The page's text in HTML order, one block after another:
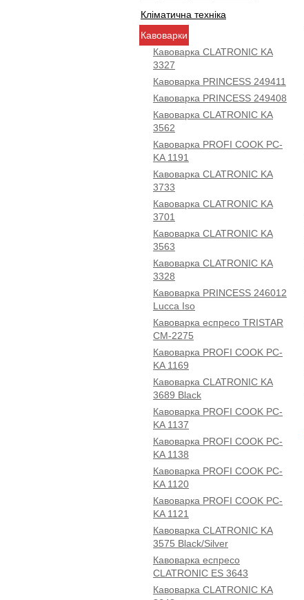
Кліматична техніка
Кавоварки
Кавоварка CLATRONIC KA
3327
Кавоварка PRINCESS 249411
Кавоварка PRINCESS 249408
Кавоварка CLATRONIC KA
3562
Кавоварка PROFI COOK PC-
KA 1191
Кавоварка CLATRONIC KA
3733
Кавоварка CLATRONIC KA
3701
Кавоварка CLATRONIC KA
3563
Кавоварка CLATRONIC KA
3328
Кавоварка PRINCESS 246012
Lucca Iso
Кавоварка еспресо TRISTAR
CM-2275
Кавоварка PROFI COOK PC-
KA 1169
Кавоварка CLATRONIC KA
3689 Black
Кавоварка PROFI COOK PC-
KA 1137
Кавоварка PROFI COOK PC-
KA 1138
Кавоварка PROFI COOK PC-
KA 1120
Кавоварка PROFI COOK PC-
KA 1121
Кавоварка CLATRONIC KA
3575 Black/Silver
Кавоварка еспресо
CLATRONIC ES 3643
Кавоварка CLATRONIC KA